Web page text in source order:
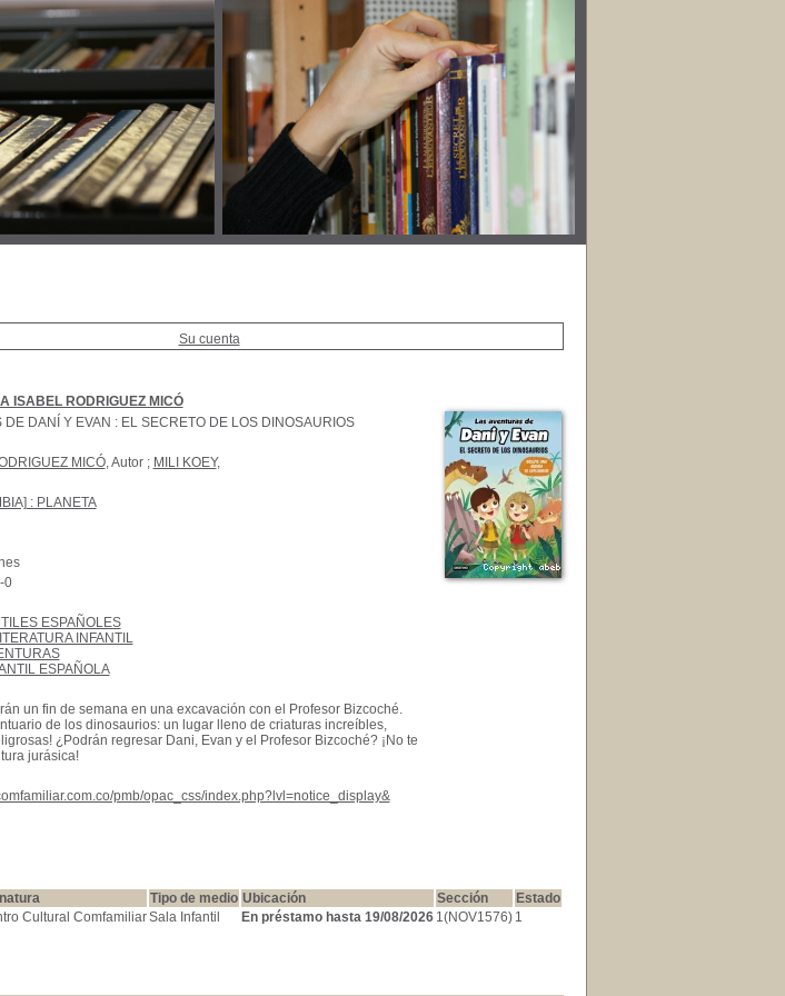
Su cuenta
ISABEL RODRIGUEZ MICÓ
DE DANÍ Y EVAN : EL SECRETO DE LOS DINOSAURIOS
MICÓ, Autor ; MILI KOEY,
: PLANETA
0
ESPAÑOLES
INFANTIL
ESPAÑOLA
un fin de semana en una excavación con el Profesor Bizcoché.
de los dinosaurios: un lugar lleno de criaturas increíbles,
¿Podrán regresar Dani, Evan y el Profesor Bizcoché? ¡No te
jurásica!
pmb/opac_css/index.php?lvl=notice_display&
Tipo de medio Ubicación Sección
Estado
Cultural ComfamiliarSala Infantil En préstamo hasta 19/08/2026 1(NOV1576) 1